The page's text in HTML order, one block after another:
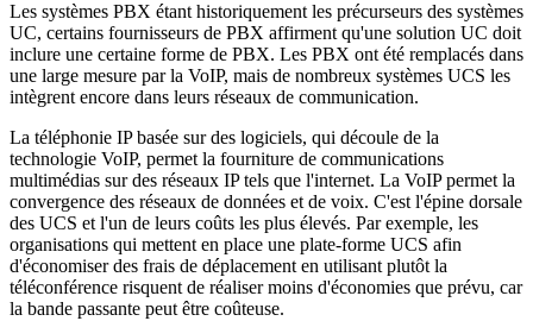
Les systèmes PBX étant historiquement les précurseurs des systèmes
UC, certains fournisseurs de PBX affirment qu'une solution UC doit
inclure une certaine forme de PBX. Les PBX ont été remplacés dans
une large mesure par la VoIP, mais de nombreux systèmes UCS les
intègrent encore dans leurs réseaux de communication.
La téléphonie IP basée sur des logiciels, qui découle de la
technologie VoIP, permet la fourniture de communications
multimédias sur des réseaux IP tels que l'internet. La VoIP permet la
convergence des réseaux de données et de voix. C'est l'épine dorsale
des UCS et l'un de leurs coûts les plus élevés. Par exemple, les
organisations qui mettent en place une plate-forme UCS afin
d'économiser des frais de déplacement en utilisant plutôt la
téléconférence risquent de réaliser moins d'économies que prévu, car
la bande passante peut être coûteuse.